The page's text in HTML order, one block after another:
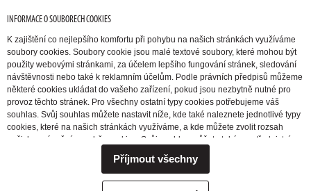
AUMENTAR
QUIERO
INFORMACE O SOUBORECH COOKIES
K zajištění co nejlepšího komfortu při pohybu na našich stránkách využíváme
soubory cookies. Soubory cookie jsou malé textové soubory, které mohou být
použity webovými stránkami, za účelem lepšího fungování stránek, sledování
návštěvnosti nebo také k reklamním účelům. Podle právních předpisů můžeme
některé cookies ukládat do vašeho zařízení, pokud jsou nezbytně nutné pro
provoz těchto stránek. Pro všechny ostatní typy cookies potřebujeme váš
souhlas. Svůj souhlas můžete nastavit níže, kde také naleznete jednotlivé typy
cookies, které na našich stránkách využíváme, a kde můžete zvolit rozsah
našich oprávnění pro sběr cookies. Svůj souhlas můžete také prostřednictvím
potřebovali ohledně výkonu vašich práv v souvislosti se zpracováním cookies
kontaktovat, obraťte se prosím na e-mailovou adresu extrifit@extrifit.com.
Příjmout všechny